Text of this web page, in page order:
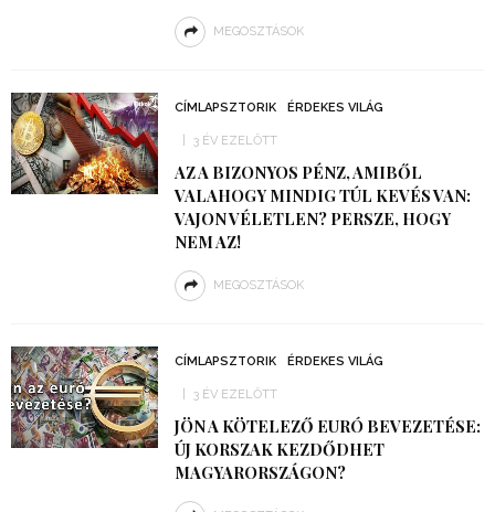
MEGOSZTÁSOK
CÍMLAPSZTORIK ÉRDEKES VILÁG
3 ÉV EZELŐTT
AZ A BIZONYOS PÉNZ, AMIBŐL
VALAHOGY MINDIG TÚL KEVÉS VAN:
VAJON VÉLETLEN? PERSZE, HOGY
NEM AZ!
MEGOSZTÁSOK
CÍMLAPSZTORIK ÉRDEKES VILÁG
3 ÉV EZELŐTT
JÖN A KÖTELEZŐ EURÓ BEVEZETÉSE:
ÚJ KORSZAK KEZDŐDHET
MAGYARORSZÁGON?